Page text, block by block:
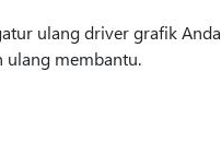
ulang driver grafik Anda
ulang membantu.